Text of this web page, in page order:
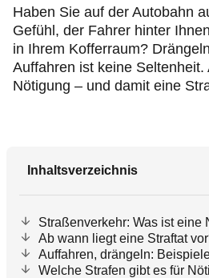
Haben Sie auf der Autobahn
Gefühl, der Fahrer hinter
in Ihrem Kofferraum?
Auffahren ist keine
Nötigung – und damit eine
Inhaltsverzeichnis
Straßenverkehr: Was ist eine
Ab wann liegt eine Straftat
Auffahren, drängeln:
Welche Strafen gibt es für